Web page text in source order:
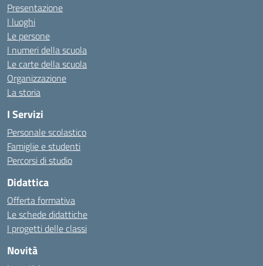
Presentazione
I luoghi
Le persone
I numeri della scuola
Le carte della scuola
Organizzazione
La storia
I Servizi
Personale scolastico
Famiglie e studenti
Percorsi di studio
Didattica
Offerta formativa
Le schede didattiche
I progetti delle classi
Novità